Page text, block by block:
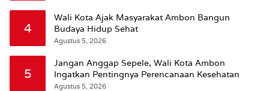
4
Wali Kota Ajak Masyarakat Ambon Bangun
Budaya Hidup Sehat
Agustus 5, 2026
5
Jangan Anggap Sepele, Wali Kota Ambon
Ingatkan Pentingnya Perencanaan Kesehatan
Agustus 5, 2026